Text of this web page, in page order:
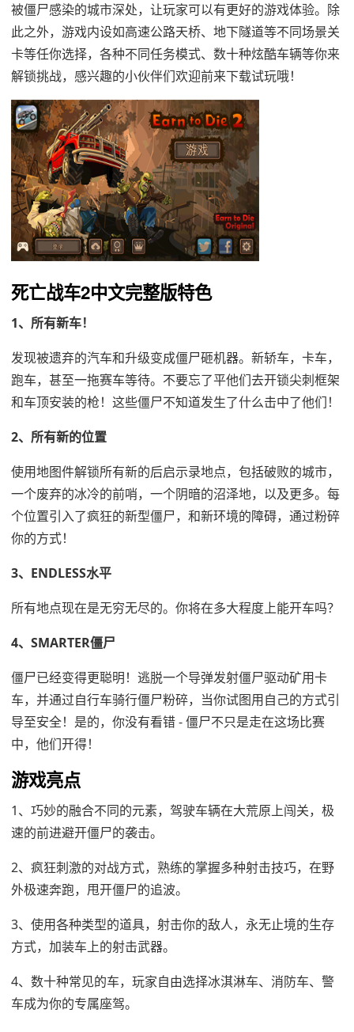
被僵尸感染的城市深处，让玩家可以有更好的游戏体验。除
此之外，游戏内设如高速公路天桥、地下隧道等不同场景关
卡等任你选择，各种不同任务模式、数十种炫酷车辆等你来
解锁挑战，感兴趣的小伙伴们欢迎前来下载试玩哦！
死亡战车2中文完整版特色
1、所有新车！
发现被遗弃的汽车和升级变成僵尸砸机器。新轿车，卡车，
跑车，甚至一拖赛车等待。不要忘了平他们去开锁尖刺框架
和车顶安装的枪！这些僵尸不知道发生了什么击中了他们！
2、所有新的位置
使用地图件解锁所有新的后启示录地点，包括破败的城市，
一个废弃的冰冷的前哨，一个阴暗的沼泽地，以及更多。每
个位置引入了疯狂的新型僵尸，和新环境的障碍，通过粉碎
你的方式！
3、ENDLESS水平
所有地点现在是无穷无尽的。你将在多大程度上能开车吗？
4、SMARTER僵尸
僵尸已经变得更聪明！逃脱一个导弹发射僵尸驱动矿用卡
车，并通过自行车骑行僵尸粉碎，当你试图用自己的方式引
导至安全！是的，你没有看错 - 僵尸不只是走在这场比赛
中，他们开得！
游戏亮点
1、巧妙的融合不同的元素，驾驶车辆在大荒原上闯关，极
速的前进避开僵尸的袭击。
2、疯狂刺激的对战方式，熟练的掌握多种射击技巧，在野
外极速奔跑，甩开僵尸的追波。
3、使用各种类型的道具，射击你的敌人，永无止境的生存
方式，加装车上的射击武器。
4、数十种常见的车，玩家自由选择冰淇淋车、消防车、警
车成为你的专属座驾。